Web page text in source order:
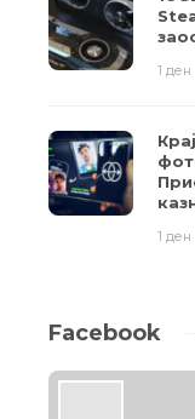
1 ден
1 ден
Facebook